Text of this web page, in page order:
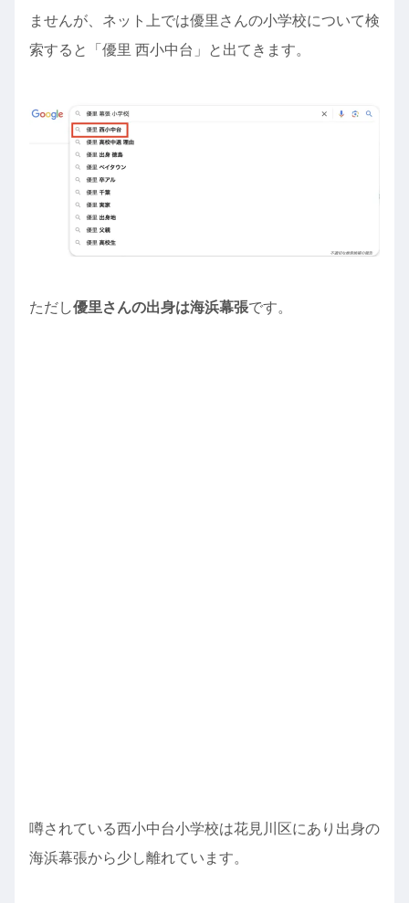
ませんが、ネット上では優里さんの小学校について検
索すると「優里 西小中台」と出てきます。
ただし優里さんの出身は海浜幕張です。
噂されている西小中台小学校は花見川区にあり出身の
海浜幕張から少し離れています。